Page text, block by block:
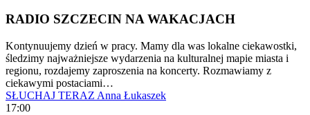
RADIO SZCZECIN NA WAKACJACH
Kontynuujemy dzień w pracy. Mamy dla was lokalne ciekawostki,
śledzimy najważniejsze wydarzenia na kulturalnej mapie miasta i
regionu, rozdajemy zaproszenia na koncerty. Rozmawiamy z
ciekawymi postaciami…
SŁUCHAJ TERAZ Anna Łukaszek
17:00